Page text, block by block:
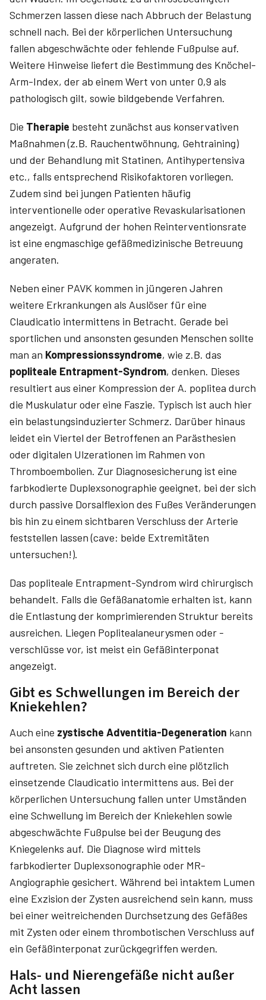
Schmerzen lassen diese nach Abbruch der Belastung
schnell nach. Bei der körperlichen Untersuchung
fallen abgeschwächte oder fehlende Fußpulse auf.
Weitere Hinweise liefert die Bestimmung des Knöchel-
Arm-Index, der ab einem Wert von unter 0,9 als
pathologisch gilt, sowie bildgebende Verfahren.
Die Therapie besteht zunächst aus konservativen
Maßnahmen (z.B. Rauchentwöhnung, Gehtraining)
und der Behandlung mit Statinen, Antihypertensiva
etc., falls entsprechend Risikofaktoren vorliegen.
Zudem sind bei jungen Patienten häufig
interventionelle oder operative Revaskularisationen
angezeigt. Aufgrund der hohen Reinterventionsrate
ist eine engmaschige gefäßmedizinische Betreuung
angeraten.
Neben einer PAVK kommen in jüngeren Jahren
weitere Erkrankungen als Auslöser für eine
Claudicatio intermittens in Betracht. Gerade bei
sportlichen und ansonsten gesunden Menschen sollte
man an Kompressionssyndrome, wie z.B. das
popliteale Entrapment-Syndrom, denken. Dieses
resultiert aus einer Kompression der A. poplitea durch
die Muskulatur oder eine Faszie. Typisch ist auch hier
ein belastungsinduzierter Schmerz. Darüber hinaus
leidet ein Viertel der Betroffenen an Parästhesien
oder digitalen Ulzeratio­nen im Rahmen von
Thromboembolien. Zur Diagnosesicherung ist eine
farbkodierte Duplexsonographie geeignet, bei der sich
durch passive Dorsalflexion des Fußes Veränderungen
bis hin zu einem sichtbaren Verschluss der Arterie
feststellen lassen (cave: beide Extremitäten
untersuchen!).
Das popliteale Entrapment-Syndrom wird chirurgisch
behandelt. Falls die Gefäßanatomie erhalten ist, kann
die Entlastung der komprimierenden Struktur bereits
ausreichen. Liegen Poplitealaneurysmen oder -
verschlüsse vor, ist meist ein Gefäß­interponat
angezeigt.
Gibt es Schwellungen im Bereich der
Kniekehlen?
Auch eine zystische Adventitia-Degeneration kann
bei ansonsten gesunden und aktiven Patienten
auftreten. Sie zeichnet sich durch eine plötzlich
einsetzende Claudicatio intermittens aus. Bei der
körperlichen Untersuchung fallen unter Umständen
eine Schwellung im Bereich der Kniekehlen sowie
abgeschwächte Fußpulse bei der Beugung des
Kniegelenks auf. Die Diagnose wird mittels
farbkodierter Duplexsonographie oder MR-
Angiographie gesichert. Während bei intaktem Lumen
eine Exzision der Zysten ausreichend sein kann, muss
bei einer weitreichenden Durchsetzung des Gefäßes
mit Zys­ten oder einem thrombotischen Verschluss auf
ein Gefäßinterponat zurückgegriffen werden.
Hals- und Nierengefäße nicht außer
Acht lassen